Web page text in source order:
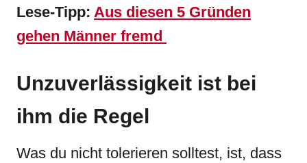
Lese-Tipp: Aus diesen 5 Gründen
gehen Männer fremd
Unzuverlässigkeit ist bei
ihm die Regel
Was du nicht tolerieren solltest, ist, dass